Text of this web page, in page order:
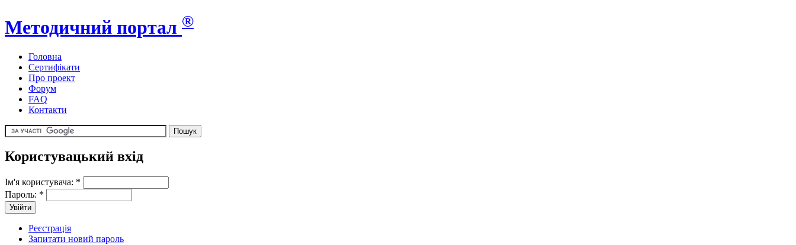
Методичний портал ®
Головна
Сертифікати
Про проект
Форум
FAQ
Контакти
Користувацький вхід
Ім'я користувача: *
Пароль: *
Реєстрація
Запитати новий пароль